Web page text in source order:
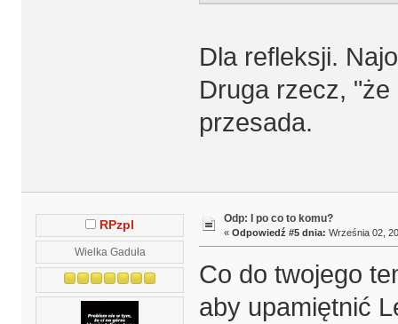
Dla refleksji.
Druga rzecz,
przesada.
RPzpl
Wielka Gaduła
Odp: I po co to komu?
« Odpowiedź #5 dnia: Września 02,
Co do twojego
aby upamiętnić